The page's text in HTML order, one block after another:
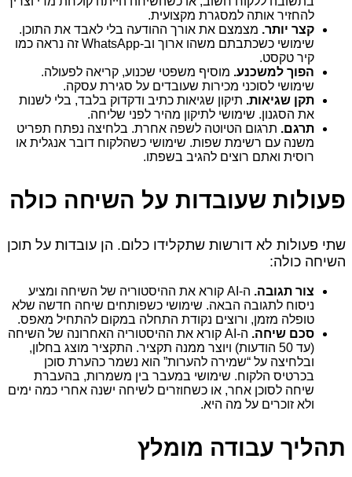
להחזיר אותה למסגרת מקצועית.
קצר יותר. מצמצם את אורך ההודעה בלי לאבד את התוכן.
שימושי כשכתבתם משהו ארוך וב‑WhatsApp זה נראה כמו
קיר טקסט.
הפוך למשכנע. מוסיף משפטי שכנוע, קריאה לפעולה.
שימושי לסוכני מכירות שעובדים על סגירת עסקה.
תקן שגיאות. תיקון שגיאות כתיב ודקדוק בלבד, בלי לשנות
את הסגנון. שימושי לתיקון מהיר לפני שליחה.
תרגם. תרגום הטיוטה לשפה אחרת. בלחיצה נפתח תפריט
משנה עם רשימת שפות. שימושי כשהלקוח דובר אנגלית או
רוסית ואתם רוצים להגיב בשפתו.
פעולות שעובדות על השיחה כולה
שתי פעולות לא דורשות שתקלידו כלום. הן עובדות על תוכן
השיחה כולה:
צור תגובה.
ה‑AI קורא את ההיסטוריה של השיחה ומציע
ניסוח לתגובה הבאה. שימושי כשפותחים שיחה חדשה שלא
טופלה מזמן, ורוצים נקודת התחלה במקום להתחיל מאפס.
סכם שיחה.
ה‑AI קורא את ההיסטוריה האחרונה של השיחה
(עד 50 הודעות) ויוצר ממנה תקציר. התקציר מוצג בחלון,
ובלחיצה על “שמירה להערות” הוא נשמר כהערת סוכן
בכרטיס הלקוח. שימושי במעבר בין משמרות, בהעברת
שיחה לסוכן אחר, או כשחוזרים לשיחה ישנה אחרי כמה ימים
ולא זוכרים על מה היא.
תהליך עבודה מומלץ